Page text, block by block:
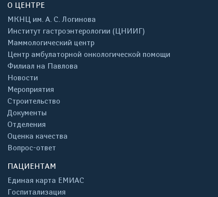
О ЦЕНТРЕ
МКНЦ им. А. С. Логинова
Институт гастроэнтерологии (ЦНИИГ)
Маммологический центр
Центр амбулаторной онкологической помощи
Филиал на Павлова
Новости
Мероприятия
Строительство
Документы
Отделения
Оценка качества
Вопрос-ответ
ПАЦИЕНТАМ
Единая карта ЕМИАС
Госпитализация